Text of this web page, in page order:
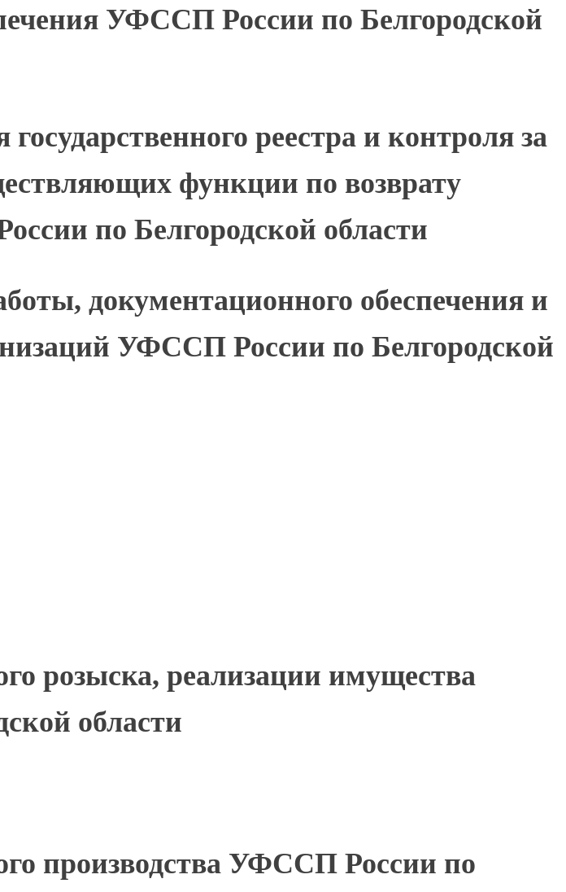
УФССП России по Белгородской
реестра и контроля за
функции по возврату
по Белгородской области
документационного обеспечения и
УФССП России по Белгородской
розыска, реализации имущества
области
производства УФССП России по